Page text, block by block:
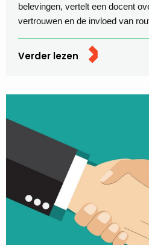
belevingen, vertelt een docent
vertrouwen en de invloed van
Verder lezen